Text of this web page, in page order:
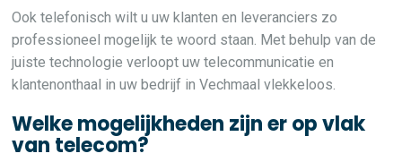
Ook telefonisch wilt u uw klanten en leveranciers zo
professioneel mogelijk te woord staan. Met behulp van de
juiste technologie verloopt uw telecommunicatie en
klantenonthaal in uw bedrijf in Vechmaal vlekkeloos.
Welke mogelijkheden zijn er op vlak
van telecom?